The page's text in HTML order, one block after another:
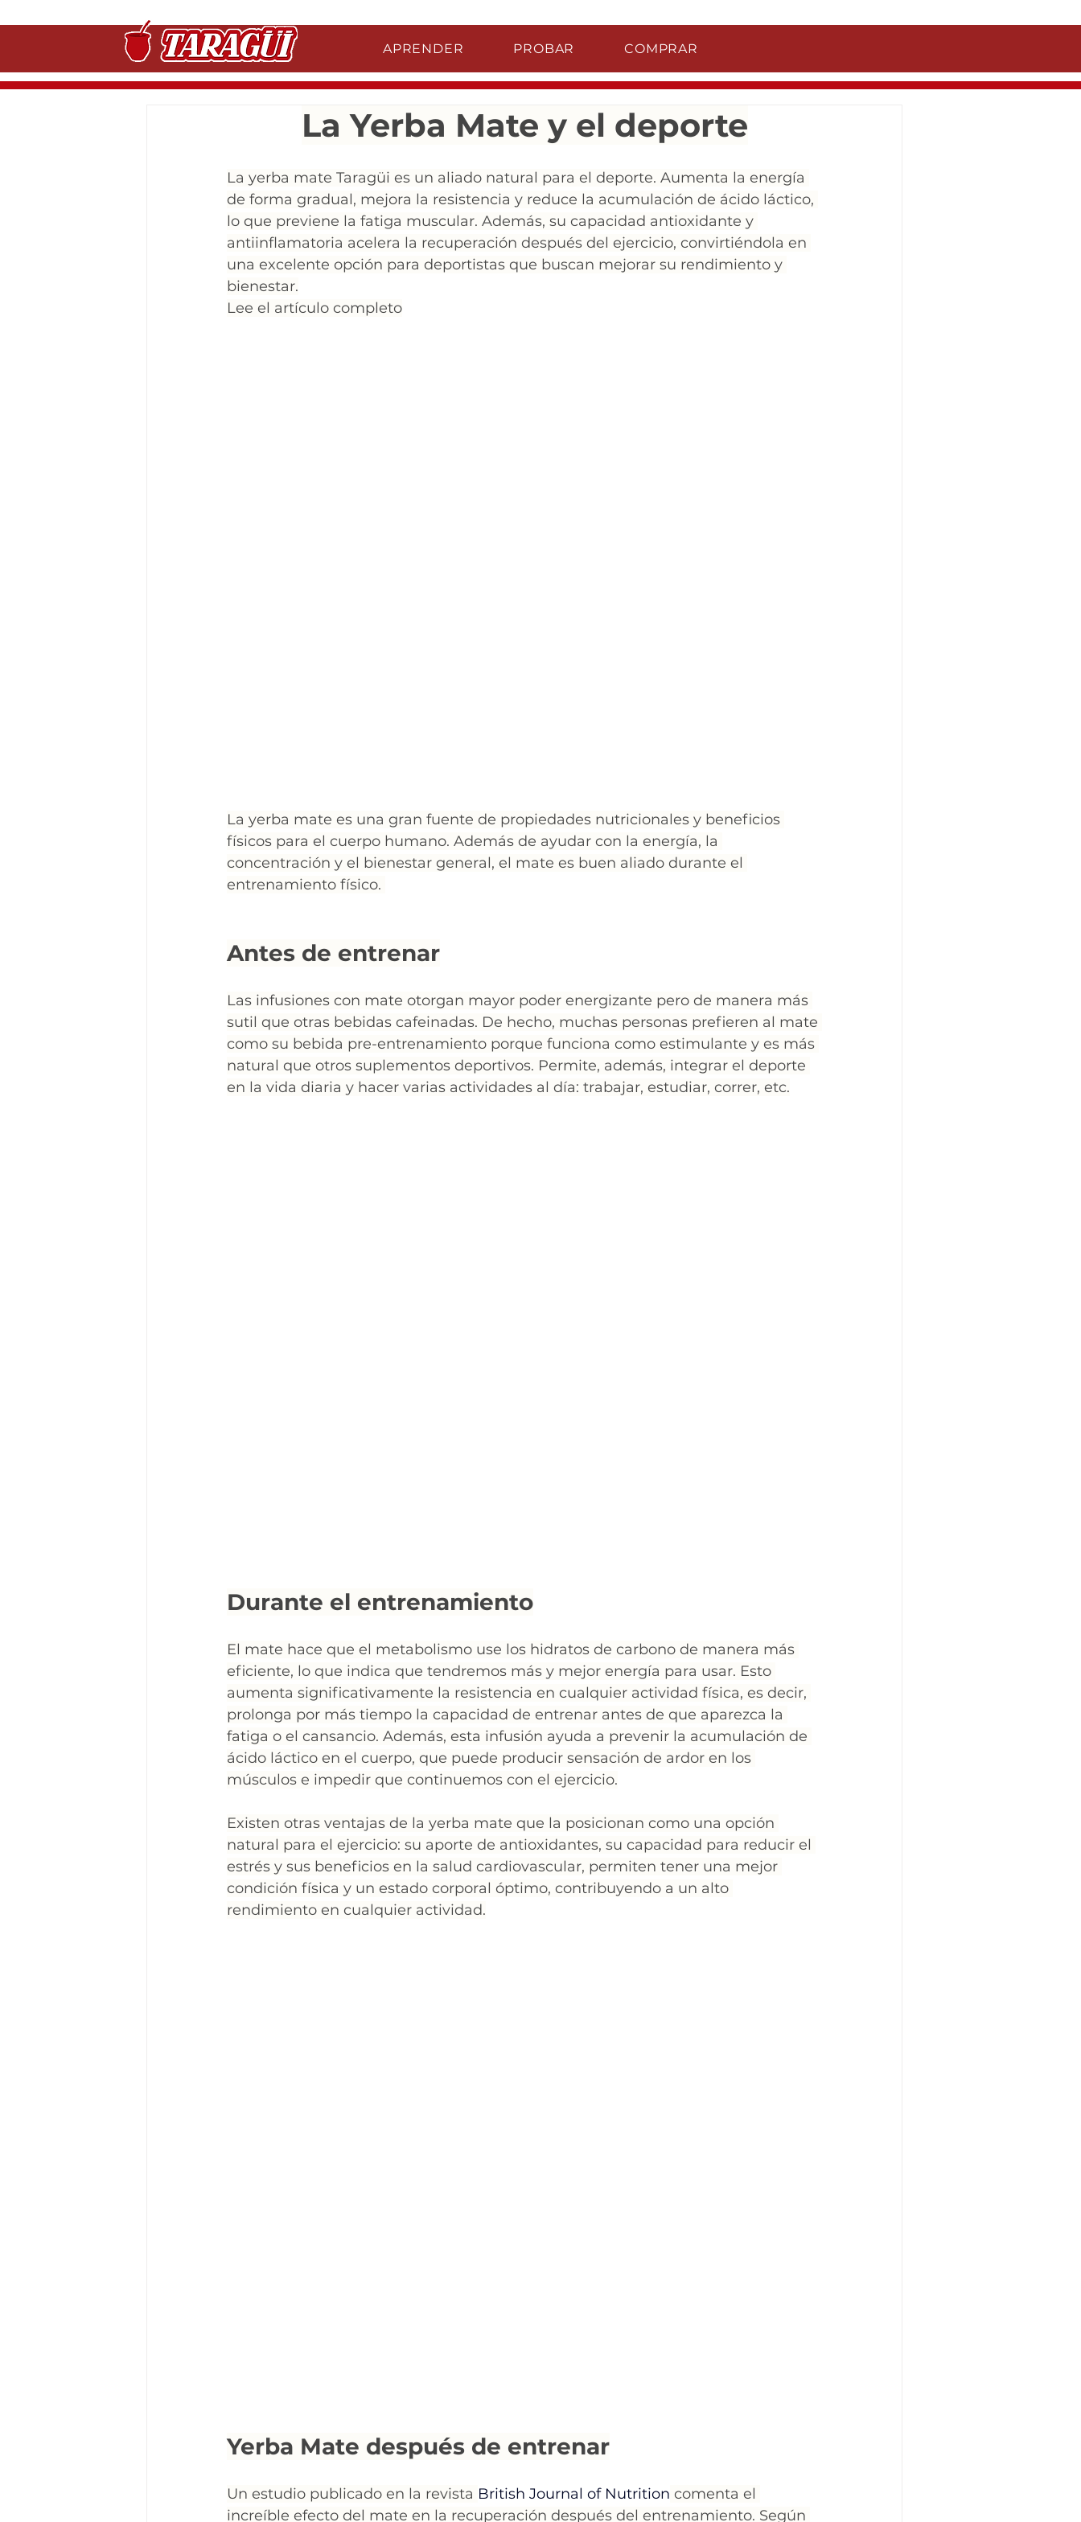
APRENDER PROBAR COMPRAR
La Yerba Mate y el deporte
La yerba mate Taragüi es un aliado natural para el deporte. Aumenta la energía
de forma gradual, mejora la resistencia y reduce la acumulación de ácido láctico,
lo que previene la fatiga muscular. Además, su capacidad antioxidante y
antiinflamatoria acelera la recuperación después del ejercicio, convirtiéndola en
una excelente opción para deportistas que buscan mejorar su rendimiento y
bienestar.
Lee el artículo completo
La yerba mate es una gran fuente de propiedades nutricionales y beneficios
físicos para el cuerpo humano. Además de ayudar con la energía, la
concentración y el bienestar general, el mate es buen aliado durante el
entrenamiento físico.
Antes de entrenar
Las infusiones con mate otorgan mayor poder energizante pero de manera más
sutil que otras bebidas cafeinadas. De hecho, muchas personas prefieren al mate
como su bebida pre-entrenamiento porque funciona como estimulante y es más
natural que otros suplementos deportivos. Permite, además, integrar el deporte
en la vida diaria y hacer varias actividades al día: trabajar, estudiar, correr, etc.
Durante el entrenamiento
El mate hace que el metabolismo use los hidratos de carbono de manera más
eficiente, lo que indica que tendremos más y mejor energía para usar. Esto
aumenta significativamente la resistencia en cualquier actividad física, es decir,
prolonga por más tiempo la capacidad de entrenar antes de que aparezca la
fatiga o el cansancio. Además, esta infusión ayuda a prevenir la acumulación de
ácido láctico en el cuerpo, que puede producir sensación de ardor en los
músculos e impedir que continuemos con el ejercicio.
Existen otras ventajas de la yerba mate que la posicionan como una opción
natural para el ejercicio: su aporte de antioxidantes, su capacidad para reducir el
estrés y sus beneficios en la salud cardiovascular, permiten tener una mejor
condición física y un estado corporal óptimo, contribuyendo a un alto
rendimiento en cualquier actividad.
Yerba Mate después de entrenar
Un estudio publicado en la revista British Journal of Nutrition comenta el
increíble efecto del mate en la recuperación después del entrenamiento. Según